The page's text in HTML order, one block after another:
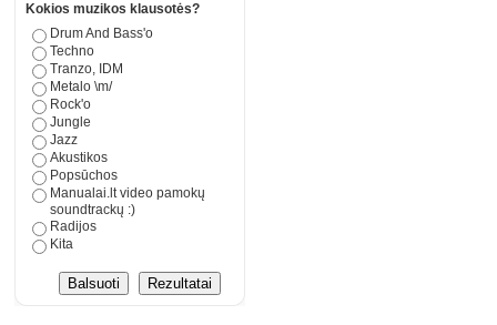
Kokios muzikos klausotės?
Drum And Bass'o
Techno
Tranzo, IDM
Metalo \m/
Rock'o
Jungle
Jazz
Akustikos
Popsūchos
Manualai.lt video pamokų
soundtrackų :)
Radijos
Kita